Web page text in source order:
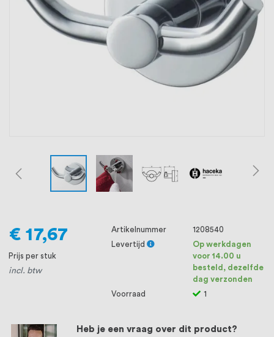
ons voorop, want we geloven dat een
goede relatie met onze klanten het
Heb je een vraag over dit product?
€ 17,67
Prijs per stuk
incl. btw
Artikelnummer
1208540
Levertijd
Op werkdagen
voor 14.00 u
besteld, dezelfde
dag verzonden
Voorraad
1